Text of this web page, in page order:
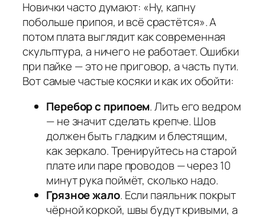
Новички часто думают: «Ну, капну
побольше припоя, и всё срастётся». А
потом плата выглядит как современная
скульптура, а ничего не работает. Ошибки
при пайке — это не приговор, а часть пути.
Вот самые частые косяки и как их обойти:
Перебор с припоем. Лить его ведром
— не значит сделать крепче. Шов
должен быть гладким и блестящим,
как зеркало. Тренируйтесь на старой
плате или паре проводов — через 10
минут рука поймёт, сколько надо.
Грязное жало. Если паяльник покрыт
чёрной коркой, швы будут кривыми, а